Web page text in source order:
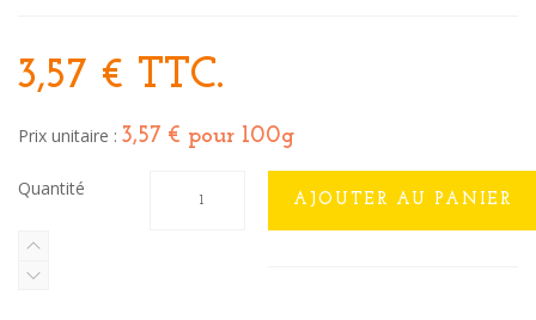
3,57 € TTC.
Prix unitaire : 3,57 € pour 100g
Quantité
AJOUTER AU PANIER